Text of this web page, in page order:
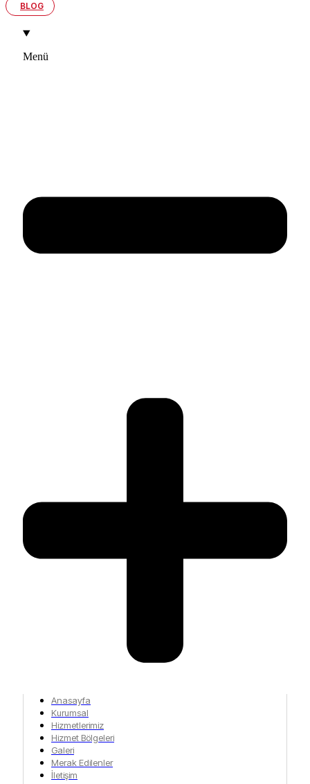
BLOG
Menü
Anasayfa
Kurumsal
Hizmetlerimiz
Hizmet Bölgeleri
Galeri
Merak Edilenler
İletişim